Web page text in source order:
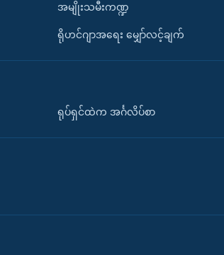
အမျိုးသမီးကဏ္ဍ
ရိုဟင်ဂျာအရေး မျှော်လင့်ချက်
ရုပ်ရှင်ထဲက အင်္ဂလိပ်စာ